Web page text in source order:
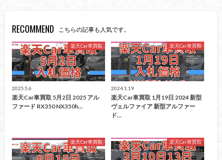
RECOMMEND こちらの記事も人気です。
楽天Car車買取
2025.5.6
楽天Car車買取 5月2日 2025 アル
ファード RX350 NX350h…
楽天Car車買取
2024.1.19
楽天Car車買取 1月19日 2024 新型
ヴェルファイア 新型アルファー
ド…
楽天Car車買取 楽天Car車買取